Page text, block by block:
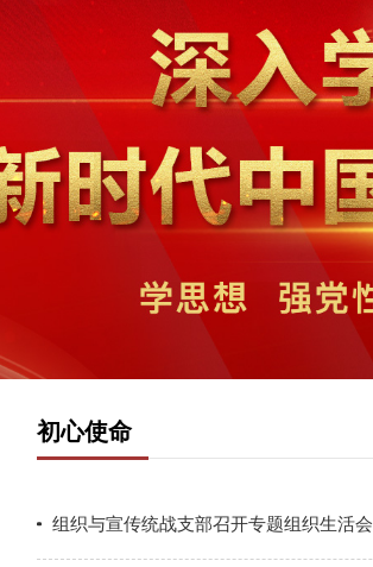
初心使命
组织与宣传统战支部召开专题组织生活会